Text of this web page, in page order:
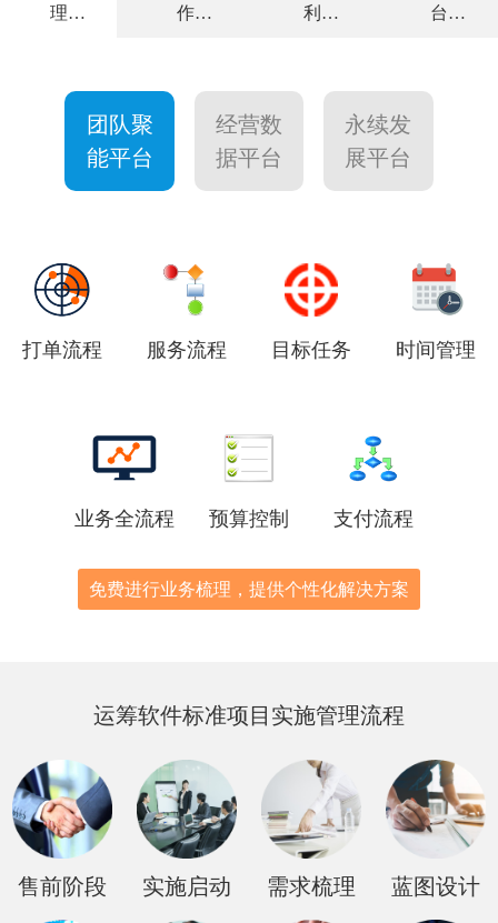
理
作
利
台
团队聚
能平台
经营数
据平台
永续发
展平台
打单流程 服务流程 目标任务 时间管理
业务全流程 预算控制 支付流程
免费进行业务梳理，提供个性化解决方案
运筹软件标准项目实施管理流程
售前阶段 实施启动 需求梳理 蓝图设计